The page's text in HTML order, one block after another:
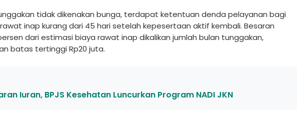
tidak dikenakan bunga, terdapat ketentuan denda pelayanan bagi
inap kurang dari 45 hari setelah kepesertaan aktif kembali. Besaran
dari estimasi biaya rawat inap dikalikan jumlah bulan tunggakan,
batas tertinggi Rp20 juta.
Iuran, BPJS Kesehatan Luncurkan Program NADI JKN